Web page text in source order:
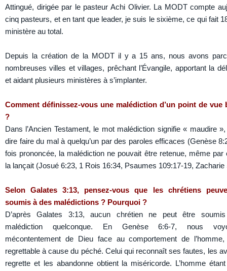
Attingué, dirigée par le pasteur Achi Olivier. La MODT compte
cinq pasteurs, et en tant que leader, je suis le sixième, ce qui fait
ministère au total.
Depuis la création de la MODT il y a 15 ans, nous avons
nombreuses villes et villages, prêchant l’Évangile, apportant la
et aidant plusieurs ministères à s’implanter.
Comment définissez-vous une malédiction d’un point de vue
?
Dans l’Ancien Testament, le mot malédiction signifie « maudire »,
dire faire du mal à quelqu’un par des paroles efficaces (Genèse
fois prononcée, la malédiction ne pouvait être retenue, même par
la lançait (Josué 6:23, 1 Rois 16:34, Psaumes 109:17-19, Zacharie
Selon Galates 3:13, pensez-vous que les chrétiens
soumis à des malédictions ? Pourquoi ?
D’après Galates 3:13, aucun chrétien ne peut être
malédiction quelconque. En Genèse 6:6-7, nous
mécontentement de Dieu face au comportement de
regrettable à cause du péché. Celui qui reconnaît ses fautes, les
regrette et les abandonne obtient la miséricorde. L’homme